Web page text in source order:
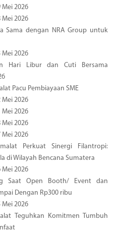
2026
2026
Sama dengan NRA Group untuk
2026
Hari Libur dan Cuti Bersama
Pacu Pembiayaan SME
2026
2026
2026
2026
Perkuat Sinergi Filantropi:
di Wilayah Bencana Sumatera
2026
Saat Open Booth/ Event dan
Dengan Rp300 ribu
2026
Teguhkan Komitmen Tumbuh